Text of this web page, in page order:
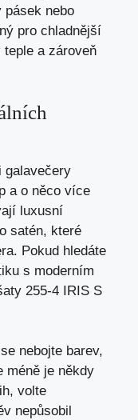
nebo
pro chladnější
a zároveň
galavečery
a o něco více
luxusní
satén, které
Pokud hledáte
s moderním
255-4 IRIS S
nebojte barev,
méně je někdy
volte
nepůsobil